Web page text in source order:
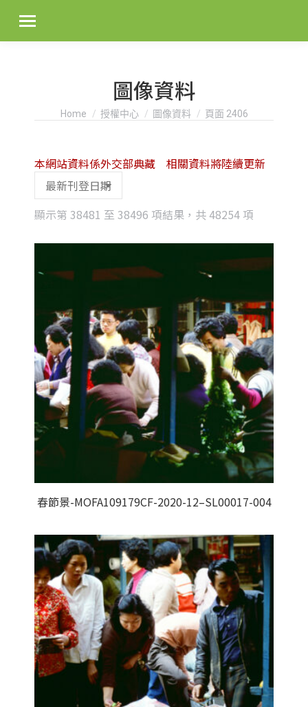
圖像資料
You are here:
Home 授權中心 圖像資料 頁面 2406
顯示第 38481 至 38496 項結果，共 48254 項
latest
本網站資料係外交部典藏 相關資料將陸續更新
春節景-MOFA109179CF-2020-12–SL00017-004